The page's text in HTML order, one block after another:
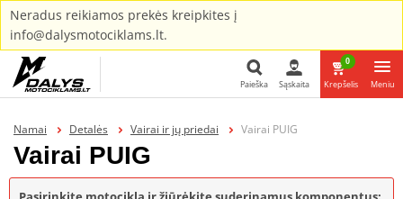
Neradus reikiamos prekės kreipkites į
info@dalysmotociklams.lt.
Paieška Sąskaita
0
Krepšelis Meniu
Namai Detalės Vairai ir jų priedai Vairai PUIG
Vairai PUIG